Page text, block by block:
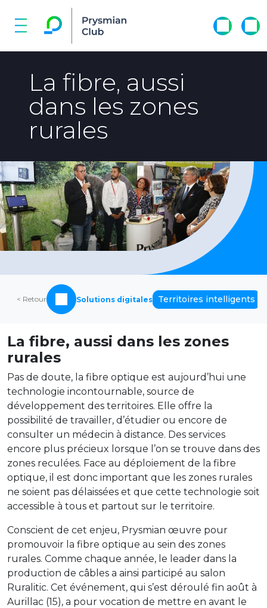
La fibre, aussi
dans les zones
rurales
< Retour Solutions digitales Territoires intelligents
La fibre, aussi dans les zones
rurales
Pas de doute, la fibre optique est aujourd’hui une
technologie incontournable, source de
développement des territoires. Elle offre la
possibilité de travailler, d’étudier ou encore de
consulter un médecin à distance. Des services
encore plus précieux lorsque l’on se trouve dans des
zones reculées. Face au déploiement de la fibre
optique, il est donc important que les zones rurales
ne soient pas délaissées et que cette technologie soit
accessible à tous et partout sur le territoire.
Conscient de cet enjeu, Prysmian œuvre pour
promouvoir la fibre optique au sein des zones
rurales. Comme chaque année, le leader dans la
production de câbles a ainsi participé au salon
Ruralitic. Cet événement, qui s’est déroulé fin août à
Aurillac (15), a pour vocation de mettre en avant le